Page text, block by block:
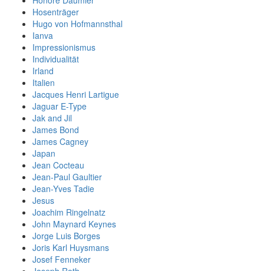
Hosenträger
Hugo von Hofmannsthal
Ianva
Impressionismus
Individualität
Irland
Italien
Jacques Henri Lartigue
Jaguar E-Type
Jak and Jil
James Bond
James Cagney
Japan
Jean Cocteau
Jean-Paul Gaultier
Jean-Yves Tadie
Jesus
Joachim Ringelnatz
John Maynard Keynes
Jorge Luis Borges
Joris Karl Huysmans
Josef Fenneker